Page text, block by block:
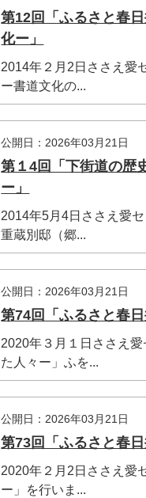
第12回「ふるさと春
化ー」
2014年２月2日ささえ愛
ー書道文化の...
公開日：2026年03月21日
第１4回「下街道の歴
ー」
2014年5月4日ささえ愛
重蔵別邸（郷...
公開日：2026年03月21日
第74回「ふるさと春
2020年３月１日ささえ
た人々ー」ふを...
公開日：2026年03月21日
第73回「ふるさと春
2020年２月2日ささえ愛
ー」を行いま...